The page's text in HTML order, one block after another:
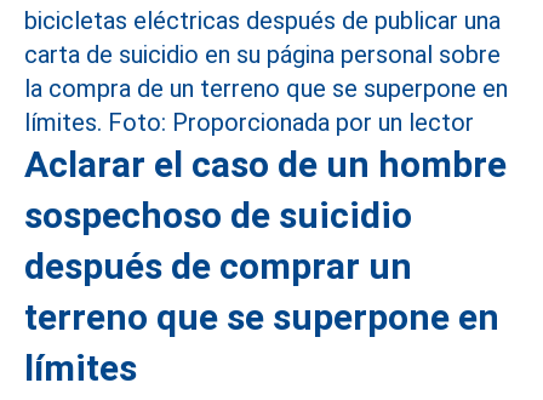
Aclarar el caso de un hombre
sospechoso de suicidio
después de comprar un
terreno que se superpone en
límites